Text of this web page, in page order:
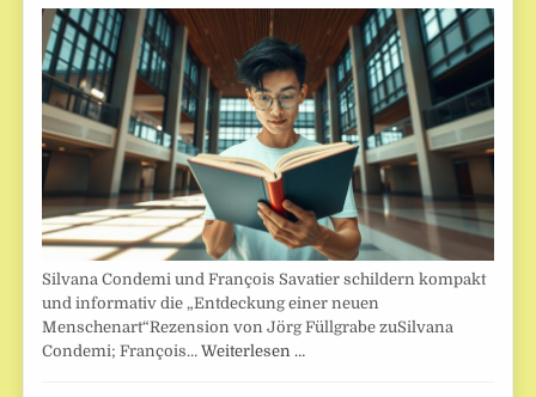
Silvana Condemi und François Savatier schildern kompakt
und informativ die „Entdeckung einer neuen
Menschenart“Rezension von Jörg Füllgrabe zuSilvana
Condemi; François…Weiterlesen …